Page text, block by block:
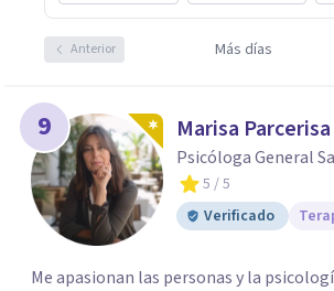
Anterior Más días
9 Marisa Parcerisa
Psicóloga General
5 / 5
Verificado
Me apasionan las personas y la